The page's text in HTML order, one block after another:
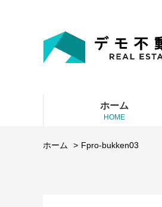
ホーム
HOME
ホーム Fpro-bukken03